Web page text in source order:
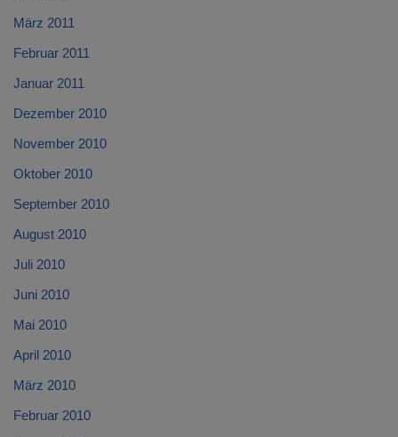
März 2011
Februar 2011
Januar 2011
Dezember 2010
November 2010
Oktober 2010
September 2010
August 2010
Juli 2010
Juni 2010
Mai 2010
April 2010
März 2010
Februar 2010